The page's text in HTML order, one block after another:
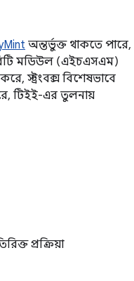
অন্তর্ভুক্ত থাকতে পারে,
মডিউল (এইচএসএম)
স্ট্রংবক্স বিশেষভাবে
টিইই-এর তুলনায়
প্রক্রিয়া